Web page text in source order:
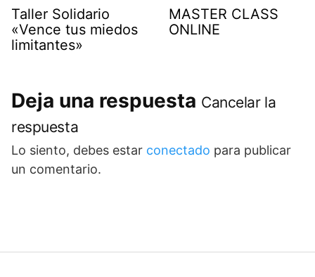
Taller Solidario
«Vence tus miedos
limitantes»
MASTER CLASS
ONLINE
Deja una respuesta Cancelar la
respuesta
Lo siento, debes estar conectado para publicar
un comentario.